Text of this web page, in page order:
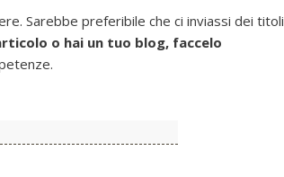
Sarebbe preferibile che ci inviassi dei titoli
o hai un tuo blog, faccelo